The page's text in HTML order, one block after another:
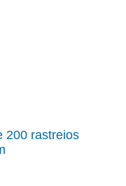
200 rastreios